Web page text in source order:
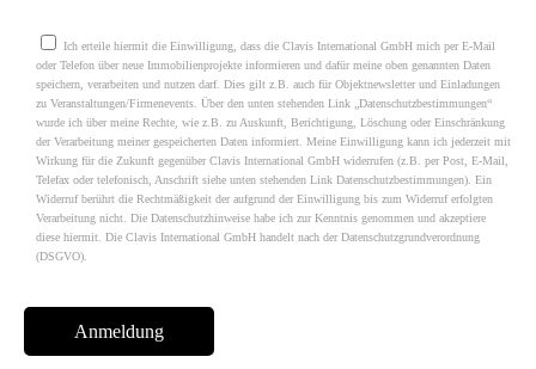
Ich erteile hiermit die Einwilligung, dass die Clavis International GmbH mich per E-Mail
oder Telefon über neue Immobilienprojekte informieren und dafür meine oben genannten Daten
speichern, verarbeiten und nutzen darf. Dies gilt z.B. auch für Objektnewsletter und Einladungen
zu Veranstaltungen/Firmenevents. Über den unten stehenden Link „Datenschutzbestimmungen“
wurde ich über meine Rechte, wie z.B. zu Auskunft, Berichtigung, Löschung oder Einschränkung
der Verarbeitung meiner gespeicherten Daten informiert. Meine Einwilligung kann ich jederzeit mit
Wirkung für die Zukunft gegenüber Clavis International GmbH widerrufen (z.B. per Post, E-Mail,
Telefax oder telefonisch, Anschrift siehe unten stehenden Link Datenschutzbestimmungen). Ein
Widerruf berührt die Rechtmäßigkeit der aufgrund der Einwilligung bis zum Widerruf erfolgten
Verarbeitung nicht. Die Datenschutzhinweise habe ich zur Kenntnis genommen und akzeptiere
diese hiermit. Die Clavis International GmbH handelt nach der Datenschutzgrundverordnung
(DSGVO).